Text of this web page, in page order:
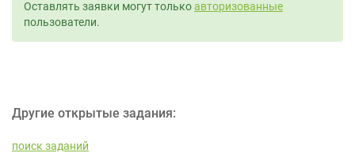
Оставлять заявки могут толькоавторизованные
пользователи.
Другие открытые задания:
поиск заданий